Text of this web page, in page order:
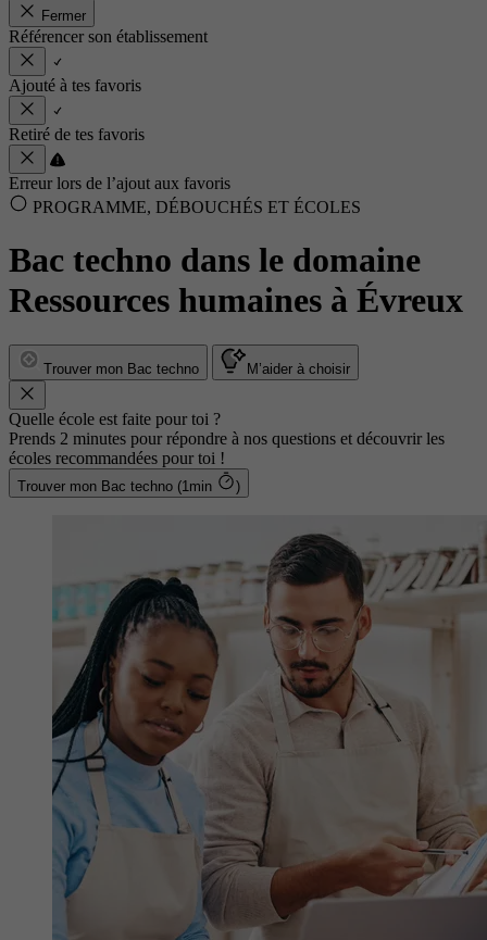
Fermer
Référencer son établissement
Ajouté à tes favoris
Retiré de tes favoris
Erreur lors de l’ajout aux favoris
PROGRAMME, DÉBOUCHÉS ET ÉCOLES
Bac techno dans le domaine
Ressources humaines à Évreux
Trouver mon Bac techno M’aider à choisir
Quelle école est faite pour toi ?
Prends 2 minutes pour répondre à nos questions et découvrir les
écoles recommandées pour toi !
Trouver mon Bac techno (1min )